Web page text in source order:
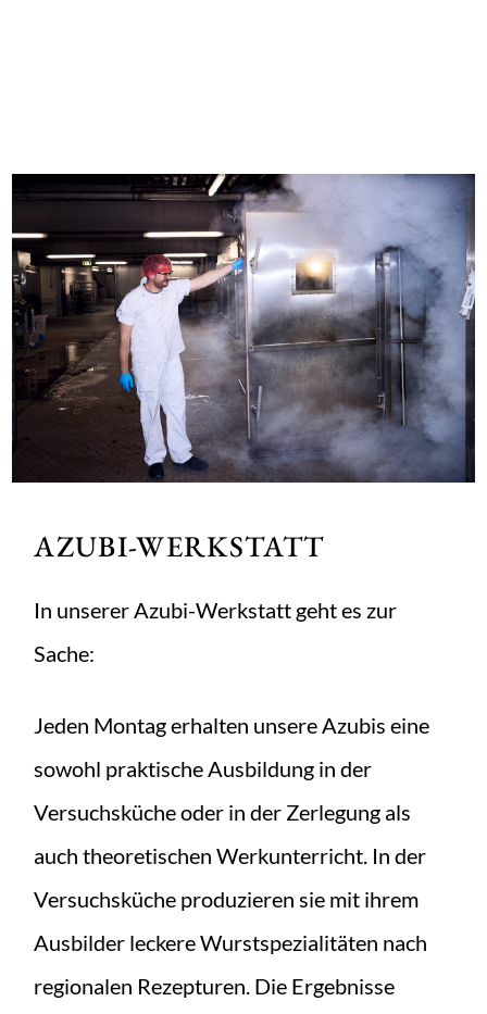
AZUBI-WERKSTATT
In unserer Azubi-Werkstatt geht es zur
Sache:
Jeden Montag erhalten unsere Azubis eine
sowohl praktische Ausbildung in der
Versuchsküche oder in der Zerlegung als
auch theoretischen Werkunterricht. In der
Versuchsküche produzieren sie mit ihrem
Ausbilder leckere Wurstspezialitäten nach
regionalen Rezepturen. Die Ergebnisse